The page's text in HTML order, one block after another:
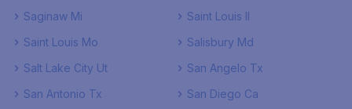
Saginaw Mi
Saint Louis Il
Saint Louis Mo
Salisbury Md
Salt Lake City Ut
San Angelo Tx
San Antonio Tx
San Diego Ca